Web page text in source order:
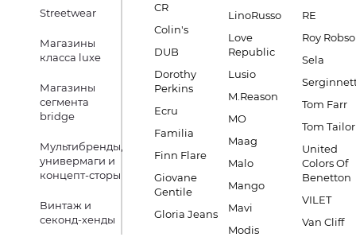
Streetwear
Магазины
класса luxe
Магазины
сегмента
bridge
Мультибренды,
универмаги и
концепт-сторы
Винтаж и
секонд-хенды
CR
Colin's
DUB
Dorothy
Perkins
Ecru
Familia
Finn Flare
Giovane
Gentile
Gloria Jeans
LinoRusso
Love
Republic
Lusio
M.Reason
MO
Maag
Malo
Mango
Mavi
Modis
RE
Roy
Sela
Tom Farr
Tom Tailor
United
Colors Of
Benetton
VILET
Van Cliff